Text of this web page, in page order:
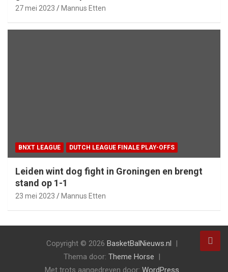
27 mei 2023 Mannus Etten
BNXT LEAGUE DUTCH LEAGUE FINALE PLAY-OFFS
Leiden wint dog fight in Groningen en brengt
stand op 1-1
23 mei 2023 Mannus Etten
Copyright © 2026 BasketBalNieuws.nl
Thema door: Theme Horse
Met trots aangedreven door: WordPress